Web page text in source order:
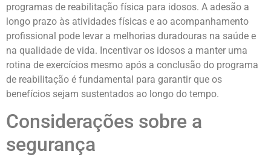
programas de reabilitação física para idosos. A adesão a
longo prazo às atividades físicas e ao acompanhamento
profissional pode levar a melhorias duradouras na saúde e
na qualidade de vida. Incentivar os idosos a manter uma
rotina de exercícios mesmo após a conclusão do programa
de reabilitação é fundamental para garantir que os
benefícios sejam sustentados ao longo do tempo.
Considerações sobre a
segurança